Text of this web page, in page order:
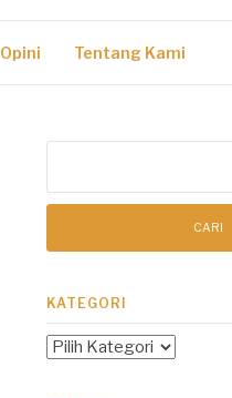
Opini Tentang Kami
KATEGORI
Kategori